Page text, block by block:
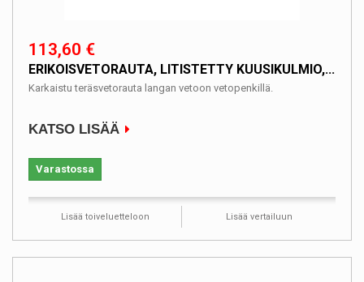
113,60 €
ERIKOISVETORAUTA, LITISTETTY KUUSIKULMIO,...
Karkaistu teräsvetorauta langan vetoon vetopenkillä.
KATSO LISÄÄ
Varastossa
Lisää toiveluetteloon Lisää vertailuun